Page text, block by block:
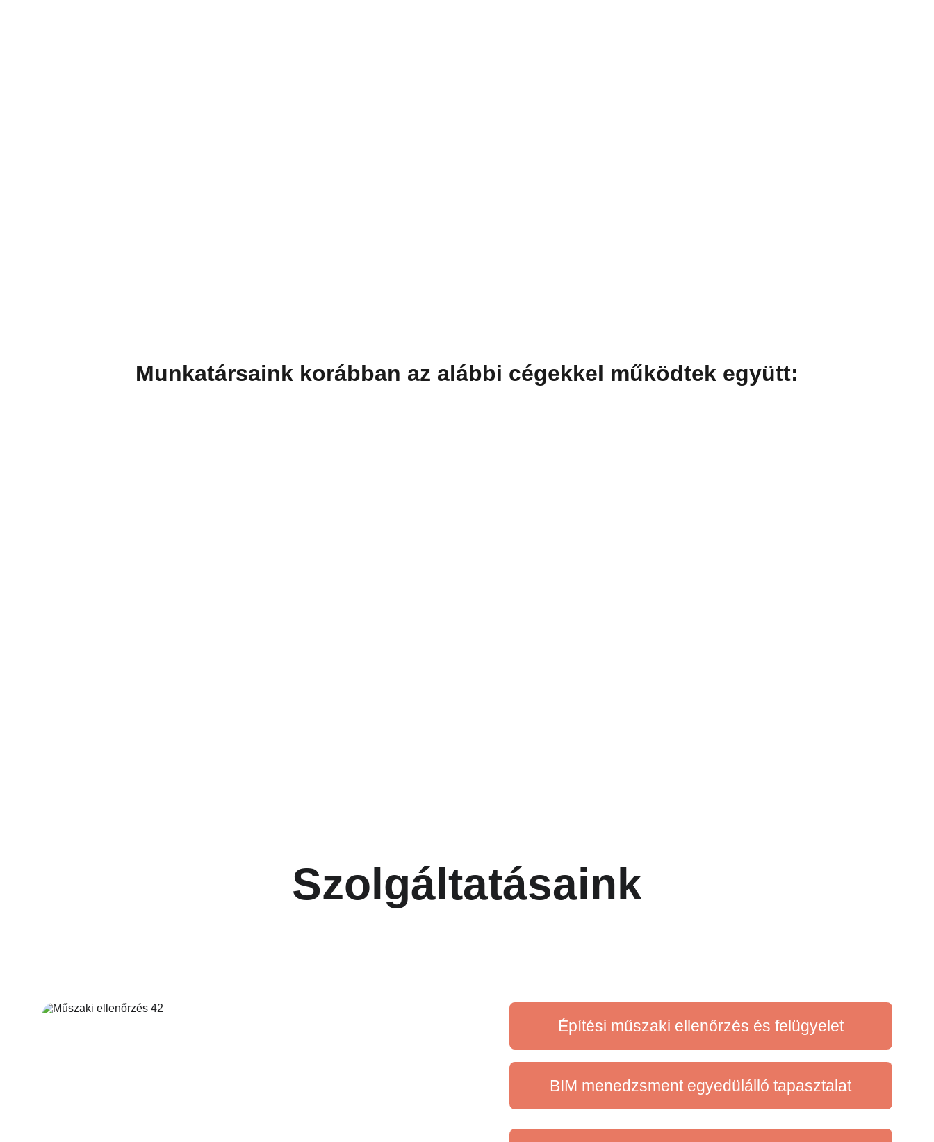
Munkatársaink korábban az alábbi cégekkel működtek együtt:
Szolgáltatásaink
Építési műszaki ellenőrzés és felügyelet
BIM menedzsment egyedülálló tapasztalat